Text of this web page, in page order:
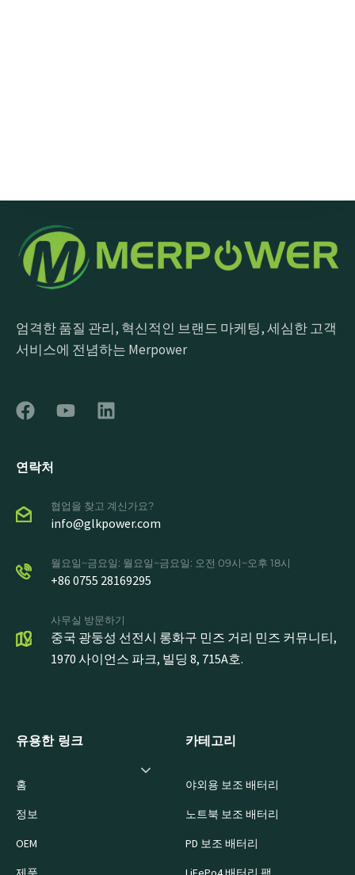
메시지 보내기
엄격한 품질 관리, 혁신적인 브랜드 마케팅, 세심한 고객
서비스에 전념하는 Merpower
연락처
협업을 찾고 계신가요?
info@glkpower.com
월요일~금요일: 월요일~금요일: 오전 09시~오후 18시
+86 0755 28169295
사무실 방문하기
중국 광둥성 선전시 롱화구 민즈 거리 민즈 커뮤니티,
1970 사이언스 파크, 빌딩 8, 715A호.
유용한 링크
홈
정보
OEM
카테고리
야외용 보조 배터리
노트북 보조 배터리
PD 보조 배터리